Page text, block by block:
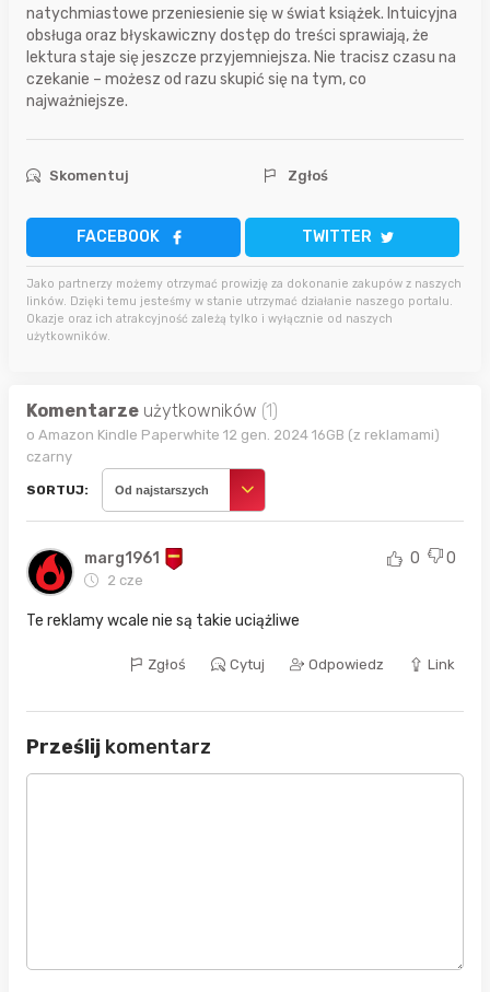
natychmiastowe przeniesienie się w świat książek. Intuicyjna
obsługa oraz błyskawiczny dostęp do treści sprawiają, że
lektura staje się jeszcze przyjemniejsza. Nie tracisz czasu na
czekanie – możesz od razu skupić się na tym, co
najważniejsze.
Skomentuj Zgłoś
FACEBOOK TWITTER
Jako partnerzy możemy otrzymać prowizję za dokonanie zakupów z naszych
linków. Dzięki temu jesteśmy w stanie utrzymać działanie naszego portalu.
Okazje oraz ich atrakcyjność zależą tylko i wyłącznie od naszych
użytkowników.
Komentarze użytkowników (1)
o Amazon Kindle Paperwhite 12 gen. 2024 16GB (z reklamami)
czarny
SORTUJ: Od najstarszych
marg1961
2 cze
0 0
Te reklamy wcale nie są takie uciążliwe
Zgłoś Cytuj Odpowiedz Link
Prześlij komentarz